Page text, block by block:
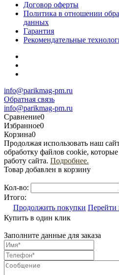
Договор оферты
Политика в отношении
данных
Гарантия
Рекомендательные
info@parikmag-pm.ru
Обратная связь
info@parikmag-pm.ru
Сравнение0
Избранное0
Корзина0
Продолжая использовать наш
обработку файлов cookie,
работу сайта. Подробнее.
Товар добавлен в корзину
Кол-во:
Итого:
Продолжить покупки Перейти
Купить в один клик
Заполните данные для заказа